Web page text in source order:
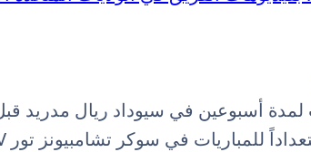
أسبوعين في سيوداد ريال مدريد